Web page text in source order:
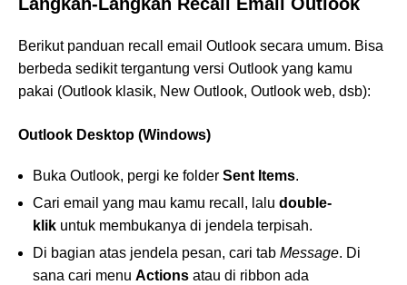
Langkah-Langkah Recall Email Outlook
Berikut panduan recall email Outlook secara umum. Bisa
berbeda sedikit tergantung versi Outlook yang kamu
pakai (Outlook klasik, New Outlook, Outlook web, dsb):
Outlook Desktop (Windows)
Buka Outlook, pergi ke folder Sent Items.
Cari email yang mau kamu recall, lalu double-
klik untuk membukanya di jendela terpisah.
Di bagian atas jendela pesan, cari tab Message. Di
sana cari menu Actions atau di ribbon ada